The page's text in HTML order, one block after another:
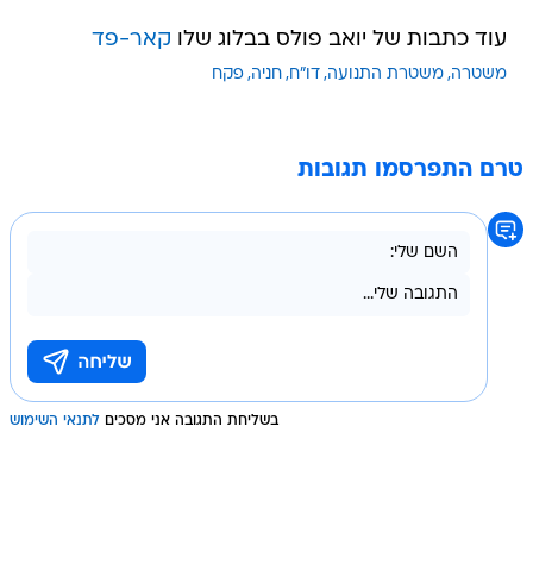
עוד כתבות של יואב פולס בבלוג שלו קאר-פד
משטרה משטרת התנועה דו"ח חניה פקח
טרם התפרסמו תגובות
בשליחת התגובה אני מסכים לתנאי השימוש